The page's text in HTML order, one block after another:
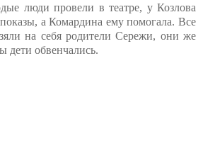
люди провели в театре, у Козлова
а Комардина ему помогала. Все
на себя родители Сережи, они же
дети обвенчались.